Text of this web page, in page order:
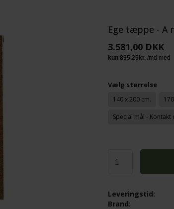
ANDRE KØBTE OGSÅ
LE KLINT - SWIRL 2 -
2.956,00 DKK
Ege tæppe - A
3.581,00 DKK
Vælg størrelse
140 x 200 cm.
Special mål -
Leveringstid:
Brand: